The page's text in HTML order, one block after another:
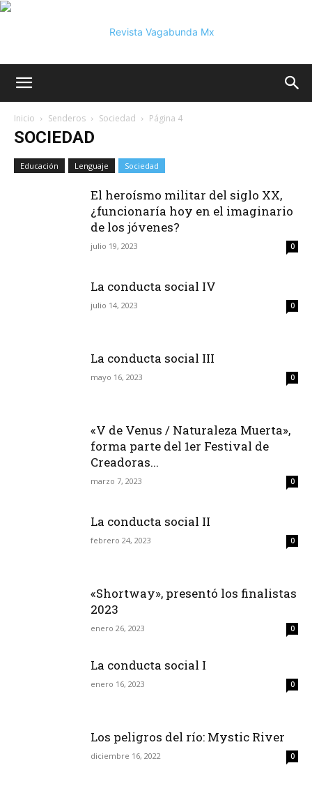
Mx
Inicio Senderos Sociedad Página 4
SOCIEDAD
Educación Lenguaje Sociedad
El heroísmo militar del siglo XX,
¿funcionaría hoy en el imaginario
de los jóvenes?
julio 19, 2023 0
La conducta social IV
julio 14, 2023 0
La conducta social III
mayo 16, 2023 0
«V de Venus / Naturaleza Muerta»,
forma parte del 1er Festival de
Creadoras...
marzo 7, 2023 0
La conducta social II
febrero 24, 2023 0
«Shortway», presentó los finalistas
2023
enero 26, 2023 0
La conducta social I
enero 16, 2023 0
Los peligros del río: Mystic River
diciembre 16, 2022 0